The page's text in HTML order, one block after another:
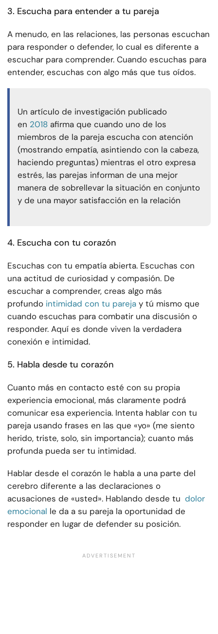
3. Escucha para entender a tu pareja
A menudo, en las relaciones, las personas escuchan
para responder o defender, lo cual es diferente a
escuchar para comprender. Cuando escuchas para
entender, escuchas con algo más que tus oídos.
Un artículo de investigación publicado
en 2018 afirma que cuando uno de los
miembros de la pareja escucha con atención
(mostrando empatía, asintiendo con la cabeza,
haciendo preguntas) mientras el otro expresa
estrés, las parejas informan de una mejor
manera de sobrellevar la situación en conjunto
y de una mayor satisfacción en la relación
4. Escucha con tu corazón
Escuchas con tu empatía abierta. Escuchas con
una actitud de curiosidad y compasión. De
escuchar a comprender, creas algo más
profundo intimidad con tu pareja y tú mismo que
cuando escuchas para combatir una discusión o
responder. Aquí es donde viven la verdadera
conexión e intimidad.
5. Habla desde tu corazón
Cuanto más en contacto esté con su propia
experiencia emocional, más claramente podrá
comunicar esa experiencia. Intenta hablar con tu
pareja usando frases en las que «yo» (me siento
herido, triste, solo, sin importancia); cuanto más
profunda pueda ser tu intimidad.
Hablar desde el corazón le habla a una parte del
cerebro diferente a las declaraciones o
acusaciones de «usted». Hablando desde tu dolor
emocional le da a su pareja la oportunidad de
responder en lugar de defender su posición.